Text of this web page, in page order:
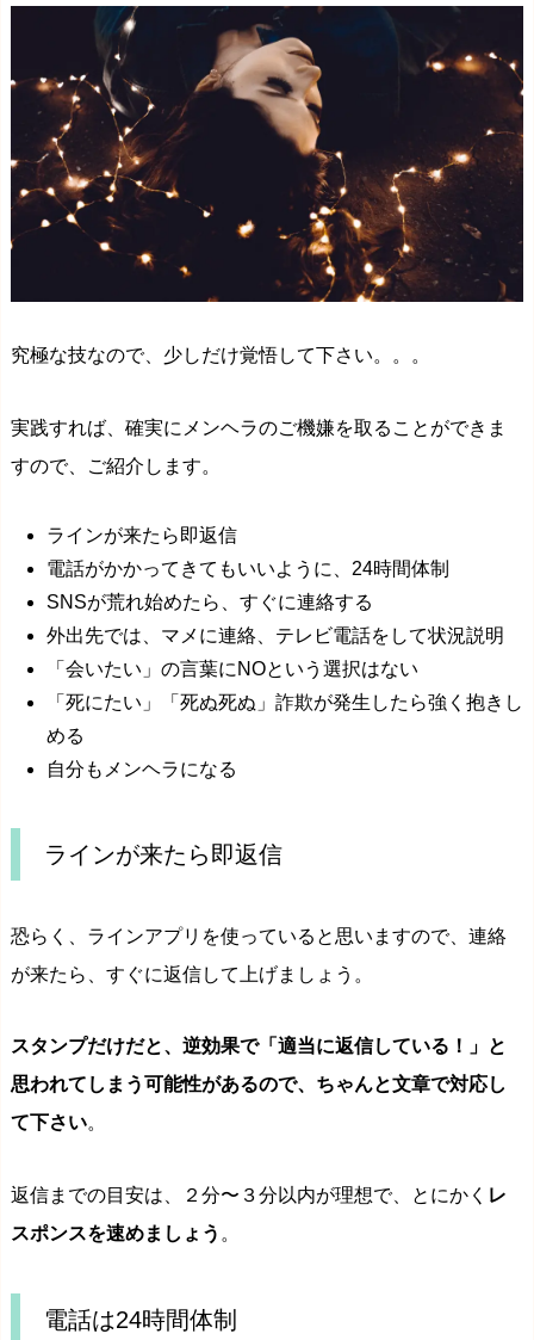
究極な技なので、少しだけ覚悟して下さい。。。
実践すれば、確実にメンヘラのご機嫌を取ることができま
すので、ご紹介します。
ラインが来たら即返信
電話がかかってきてもいいように、24時間体制
SNSが荒れ始めたら、すぐに連絡する
外出先では、マメに連絡、テレビ電話をして状況説明
「会いたい」の言葉にNOという選択はない
「死にたい」「死ぬ死ぬ」詐欺が発生したら強く抱きし
める
自分もメンヘラになる
ラインが来たら即返信
恐らく、ラインアプリを使っていると思いますので、連絡
が来たら、すぐに返信して上げましょう。
スタンプだけだと、逆効果で「適当に返信している！」と
思われてしまう可能性があるので、ちゃんと文章で対応し
て下さい。
返信までの目安は、２分〜３分以内が理想で、とにかく レ
スポンスを速めましょう 。
電話は24時間体制